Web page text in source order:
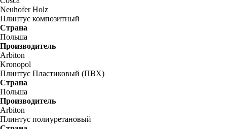
Neuhofer Holz
Плинтус композитный
Страна
Польша
Производитель
Arbiton
Kronopol
Плинтус Пластиковый (ПВХ)
Страна
Польша
Производитель
Arbiton
Плинтус полиуретановый